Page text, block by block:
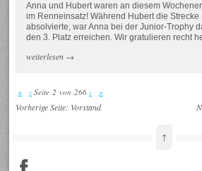
Anna und Hubert waren an diesem
im Renneinsatz! Während Hubert die Strecke
absolvierte, war Anna bei der Junior-Trophy
den 3. Platz erreichen. Wir gratulieren recht
weiterlesen →
« ‹ Seite 2 von 266 › »
Vorherige Seite: Vorstand
↑